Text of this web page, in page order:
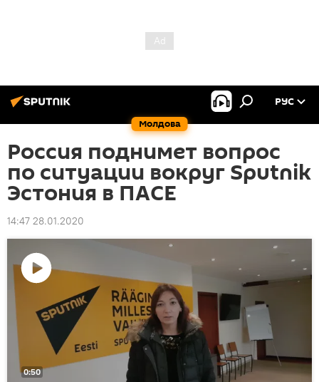
Молдова
РУС
Россия поднимет вопрос
по ситуации вокруг Sputnik
Эстония в ПАСЕ
14:47 28.01.2020
Воспроизвести
видео
0:50